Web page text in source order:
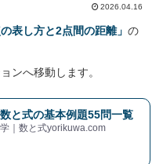
2026.04.16
表し方と2点間の距離」 の
ンへ移動します。
と式の基本例題55問一覧
｜数と式yorikuwa.com